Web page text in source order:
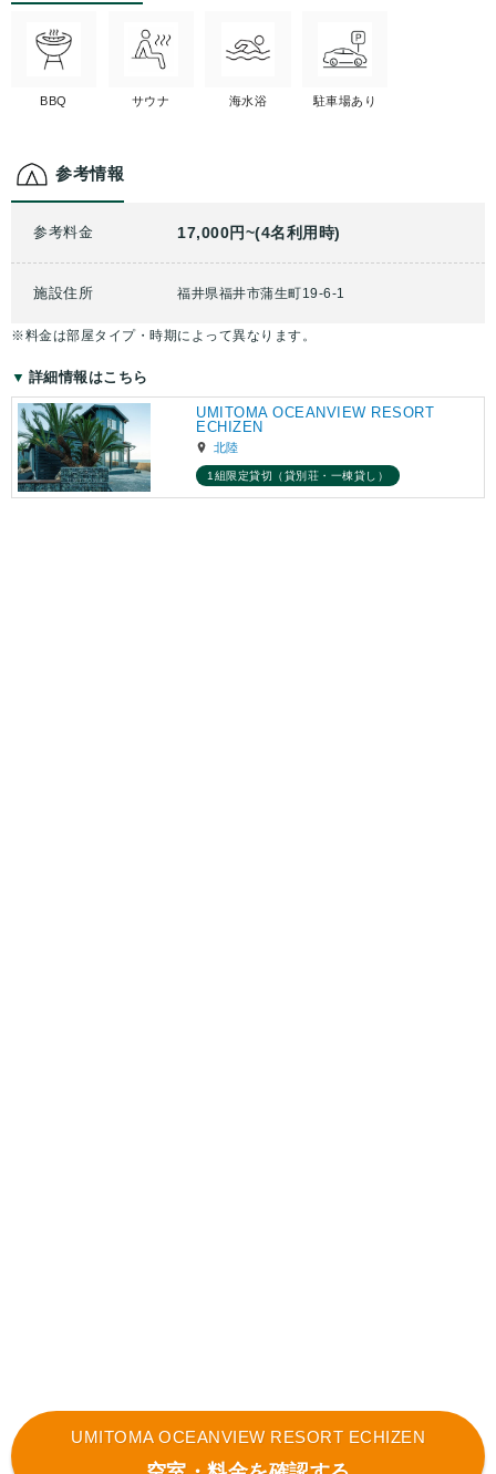
BBQ サウナ 海水浴 駐車場あり
参考情報
参考料金 17,000円~(4名利用時)
施設住所 福井県福井市蒲生町19-6-1
※料金は部屋タイプ・時期によって異なります。
詳細情報はこちら
UMITOMA OCEANVIEW RESORT
ECHIZEN
北陸
1組限定貸切（貸別荘・一棟貸し）
UMITOMA OCEANVIEW RESORT ECHIZEN